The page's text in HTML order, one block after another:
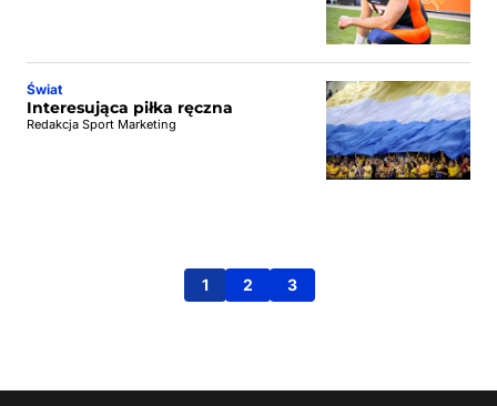
Świat
Interesująca piłka ręczna
Redakcja Sport Marketing
1 2 3